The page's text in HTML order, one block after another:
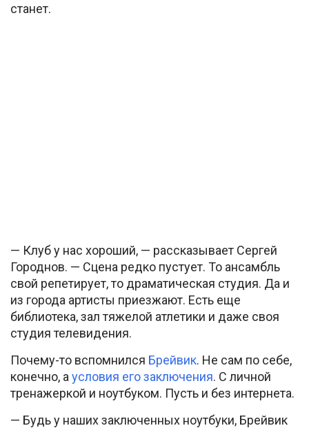
станет.
— Клуб у нас хороший, — рассказывает Сергей
Городнов. — Сцена редко пустует. То ансамбль
свой репетирует, то драматическая студия. Да и
из города артисты приезжают. Есть еще
библиотека, зал тяжелой атлетики и даже своя
студия телевидения.
Почему-то вспомнился Брейвик. Не сам по себе,
конечно, а условия его заключения. С личной
тренажеркой и ноутбуком. Пусть и без интернета.
— Будь у наших заключенных ноутбуки, Брейвик